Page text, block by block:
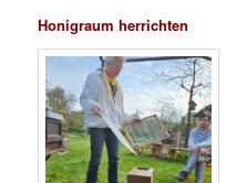
Honigraum herrichten